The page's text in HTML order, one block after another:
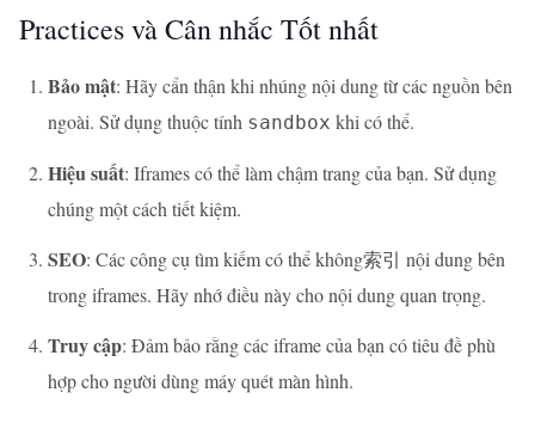
Practices và Cân nhắc Tốt nhất
Bảo mật: Hãy cẩn thận khi nhúng nội dung từ các nguồn bên
ngoài. Sử dụng thuộc tính sandbox khi có thể.
Hiệu suất: Iframes có thể làm chậm trang của bạn. Sử dụng
chúng một cách tiết kiệm.
SEO: Các công cụ tìm kiếm có thể không索引 nội dung bên
trong iframes. Hãy nhớ điều này cho nội dung quan trọng.
Truy cập: Đảm bảo rằng các iframe của bạn có tiêu đề phù
hợp cho người dùng máy quét màn hình.